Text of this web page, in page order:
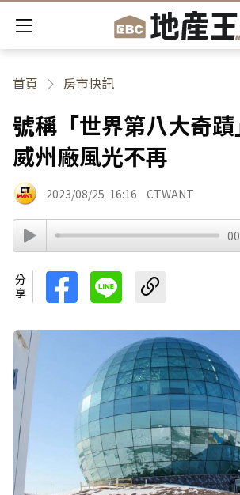
首頁 房市快訊
號稱「世界第八大奇
威州廠風光不再
2023/08/25 16:16 CTWANT
分享